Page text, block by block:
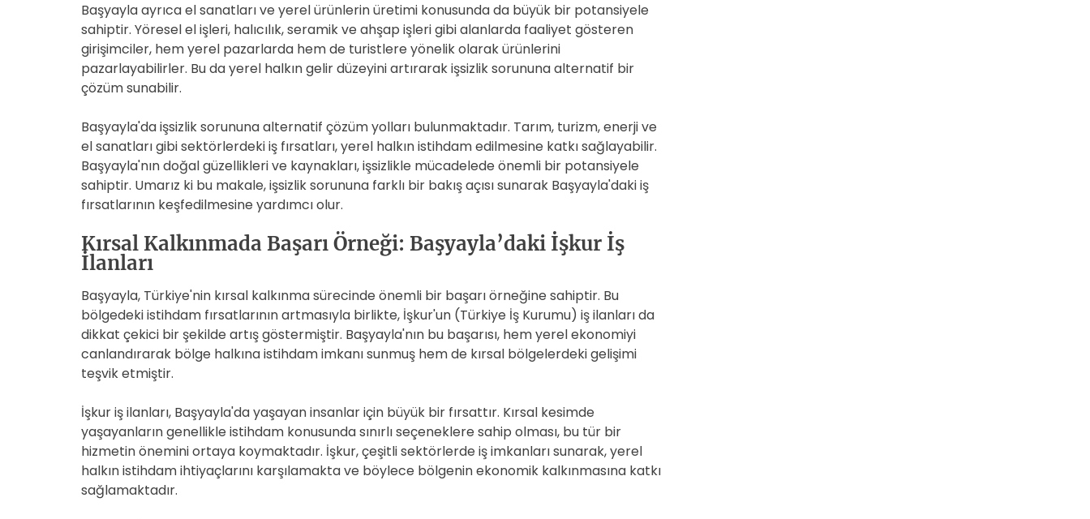
Başyayla ayrıca el sanatları ve yerel ürünlerin üretimi konusunda da büyük bir potansiyele
sahiptir. Yöresel el işleri, halıcılık, seramik ve ahşap işleri gibi alanlarda faaliyet gösteren
girişimciler, hem yerel pazarlarda hem de turistlere yönelik olarak ürünlerini
pazarlayabilirler. Bu da yerel halkın gelir düzeyini artırarak işsizlik sorununa alternatif bir
çözüm sunabilir.
Başyayla'da işsizlik sorununa alternatif çözüm yolları bulunmaktadır. Tarım, turizm, enerji ve
el sanatları gibi sektörlerdeki iş fırsatları, yerel halkın istihdam edilmesine katkı sağlayabilir.
Başyayla'nın doğal güzellikleri ve kaynakları, işsizlikle mücadelede önemli bir potansiyele
sahiptir. Umarız ki bu makale, işsizlik sorununa farklı bir bakış açısı sunarak Başyayla'daki iş
fırsatlarının keşfedilmesine yardımcı olur.
Kırsal Kalkınmada Başarı Örneği: Başyayla’daki İşkur İş
İlanları
Başyayla, Türkiye'nin kırsal kalkınma sürecinde önemli bir başarı örneğine sahiptir. Bu
bölgedeki istihdam fırsatlarının artmasıyla birlikte, İşkur'un (Türkiye İş Kurumu) iş ilanları da
dikkat çekici bir şekilde artış göstermiştir. Başyayla'nın bu başarısı, hem yerel ekonomiyi
canlandırarak bölge halkına istihdam imkanı sunmuş hem de kırsal bölgelerdeki gelişimi
teşvik etmiştir.
İşkur iş ilanları, Başyayla'da yaşayan insanlar için büyük bir fırsattır. Kırsal kesimde
yaşayanların genellikle istihdam konusunda sınırlı seçeneklere sahip olması, bu tür bir
hizmetin önemini ortaya koymaktadır. İşkur, çeşitli sektörlerde iş imkanları sunarak, yerel
halkın istihdam ihtiyaçlarını karşılamakta ve böylece bölgenin ekonomik kalkınmasına katkı
sağlamaktadır.